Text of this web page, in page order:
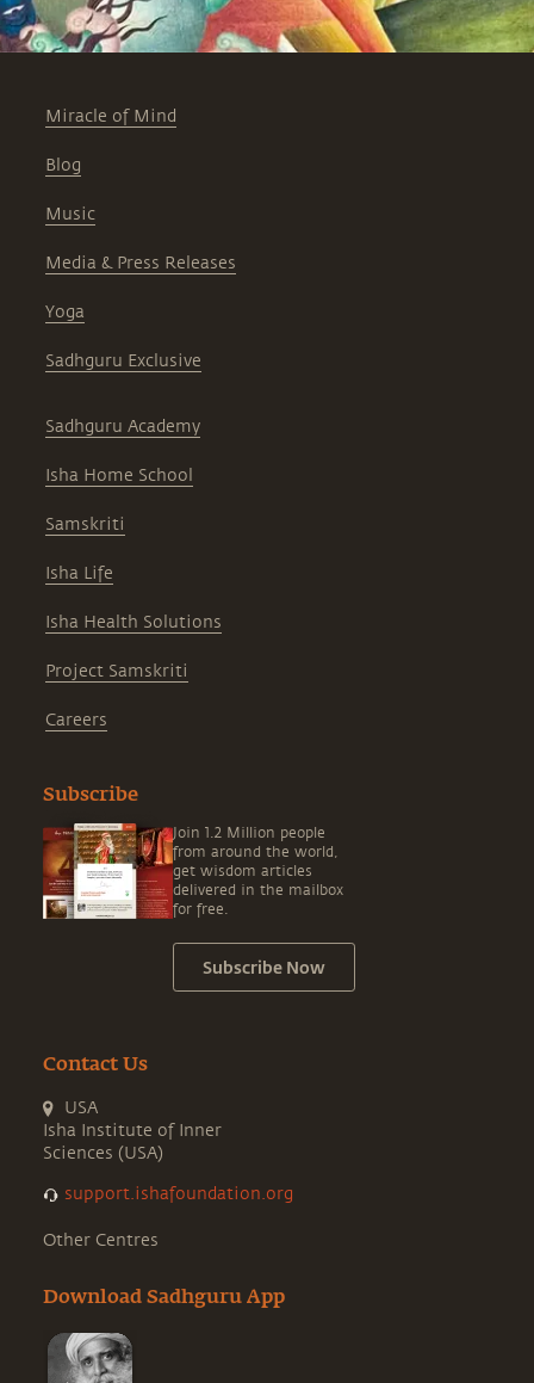
Miracle of Mind
Blog
Music
Media & Press Releases
Yoga
Sadhguru Exclusive
Sadhguru Academy
Isha Home School
Samskriti
Isha Life
Isha Health Solutions
Project Samskriti
Careers
Subscribe
Join 1.2 Million people
from around the world,
get wisdom articles
delivered in the mailbox
for free.
Subscribe Now
Contact Us
USA
Isha Institute of Inner
Sciences (USA)
support.ishafoundation.org
Other Centres
Download Sadhguru App